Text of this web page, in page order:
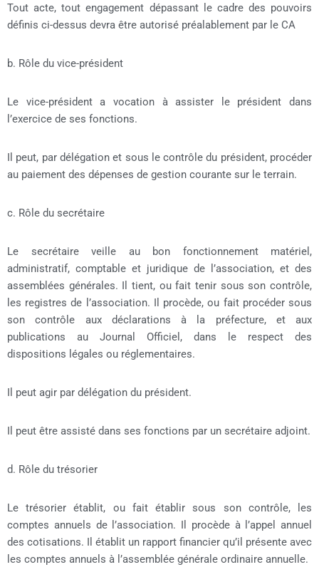
Tout acte, tout engagement dépassant le cadre des pouvoirs
définis ci-dessus devra être autorisé préalablement par le CA
b. Rôle du vice-président
Le vice-président a vocation à assister le président dans
l’exercice de ses fonctions.
Il peut, par délégation et sous le contrôle du président, procéder
au paiement des dépenses de gestion courante sur le terrain.
c. Rôle du secrétaire
Le secrétaire veille au bon fonctionnement matériel,
administratif, comptable et juridique de l’association, et des
assemblées générales. Il tient, ou fait tenir sous son contrôle,
les registres de l’association. Il procède, ou fait procéder sous
son contrôle aux déclarations à la préfecture, et aux
publications au Journal Officiel, dans le respect des
dispositions légales ou réglementaires.
Il peut agir par délégation du président.
Il peut être assisté dans ses fonctions par un secrétaire adjoint.
d. Rôle du trésorier
Le trésorier établit, ou fait établir sous son contrôle, les
comptes annuels de l’association. Il procède à l’appel annuel
des cotisations. Il établit un rapport financier qu’il présente avec
les comptes annuels à l’assemblée générale ordinaire annuelle.